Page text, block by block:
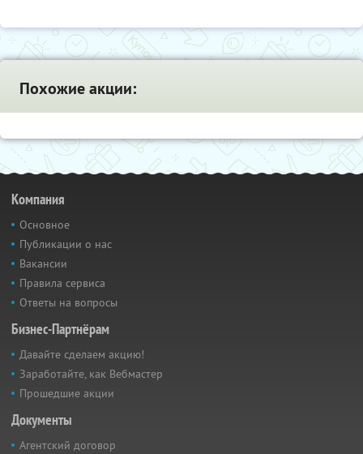
Похожие акции:
Компания
Основное
Публикации о нас
Вакансии
Правила сервиса
Ответы на вопросы
Бизнес-Партнёрам
Давайте сделаем акцию!
Заработайте, как Вебмастер
Прошедшие акции
Документы
Агентский договор